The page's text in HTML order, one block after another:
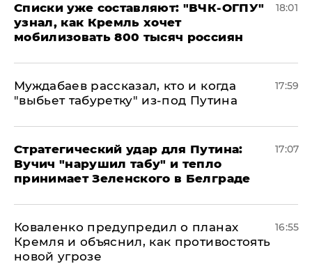
Списки уже составляют: "ВЧК-ОГПУ"
узнал, как Кремль хочет
мобилизовать 800 тысяч россиян
18:01
Муждабаев рассказал, кто и когда
"выбьет табуретку" из-под Путина
17:59
Стратегический удар для Путина:
Вучич "нарушил табу" и тепло
принимает Зеленского в Белграде
17:07
Коваленко предупредил о планах
Кремля и объяснил, как противостоять
новой угрозе
16:55